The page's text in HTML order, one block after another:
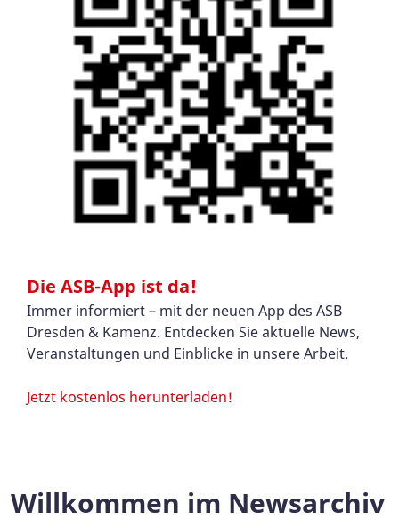
Die ASB-App ist da!
Immer informiert – mit der neuen App des ASB
Dresden & Kamenz. Entdecken Sie aktuelle News,
Veranstaltungen und Einblicke in unsere Arbeit.
Jetzt kostenlos herunterladen!
Willkommen im Newsarchiv